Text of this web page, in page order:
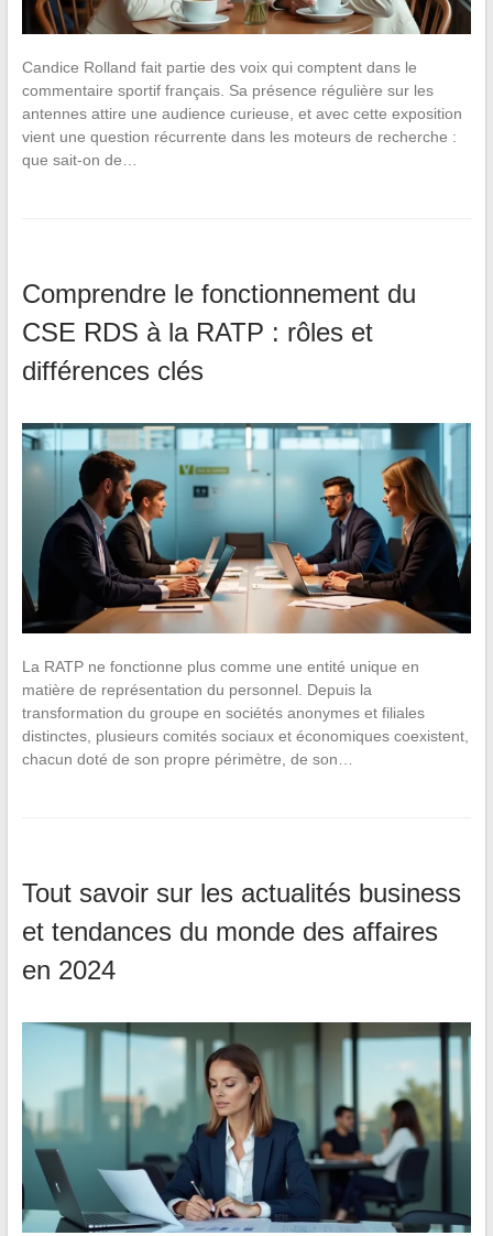
Candice Rolland fait partie des voix qui comptent dans le
commentaire sportif français. Sa présence régulière sur les
antennes attire une audience curieuse, et avec cette exposition
vient une question récurrente dans les moteurs de recherche :
que sait-on de…
Comprendre le fonctionnement du
CSE RDS à la RATP : rôles et
différences clés
La RATP ne fonctionne plus comme une entité unique en
matière de représentation du personnel. Depuis la
transformation du groupe en sociétés anonymes et filiales
distinctes, plusieurs comités sociaux et économiques coexistent,
chacun doté de son propre périmètre, de son…
Tout savoir sur les actualités business
et tendances du monde des affaires
en 2024